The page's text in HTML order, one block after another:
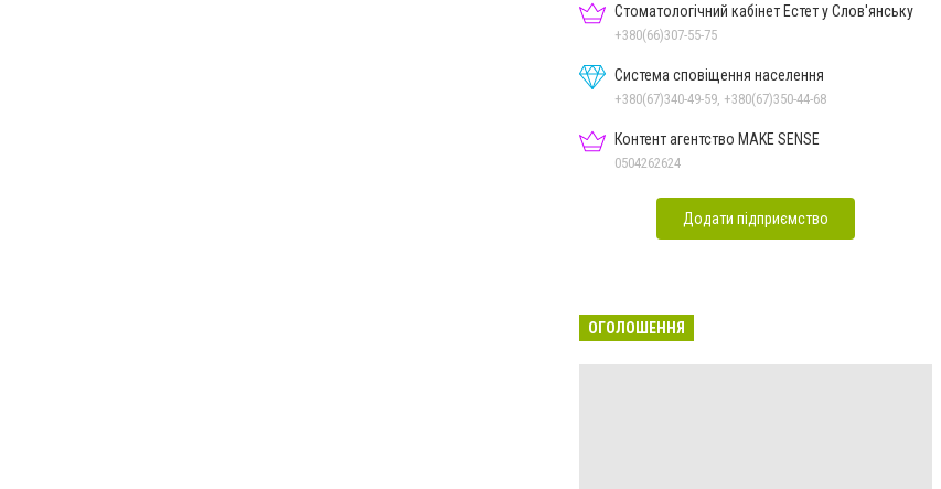
Стоматологічний кабінет Естет у Слов'янську
+380(66)307-55-75
Система сповіщення населення
+380(67)340-49-59, +380(67)350-44-68
Контент агентство MAKE SENSE
0504262624
Додати підприємство
ОГОЛОШЕННЯ